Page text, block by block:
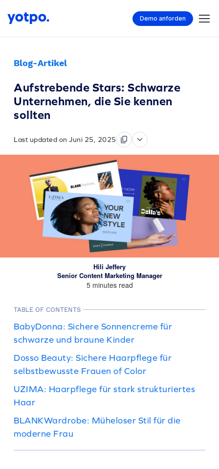
Demo anforden
Blog-Artikel
Aufstrebende Stars: Schwarze
Unternehmen, die Sie kennen
sollten
Last updated on Juni 25, 2025
Hili Jeffery
Senior Content Marketing Manager
5 minutes read
TABLE OF CONTENTS
BabyDonna: Sichere Sonnencreme für
schwarze und braune Kinder
Dosso Beauty: Sichere Haarpflege für
selbstbewusste Frauen of Color
UZIMA: Haarpflege für stark strukturiertes
Haar
BLANKWardrobe: Müheloser Stil für die
moderne Frau